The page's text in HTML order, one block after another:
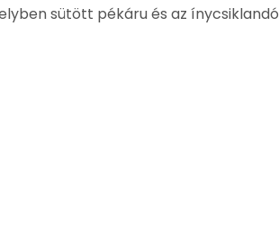
sütött pékáru és az ínycsiklandó